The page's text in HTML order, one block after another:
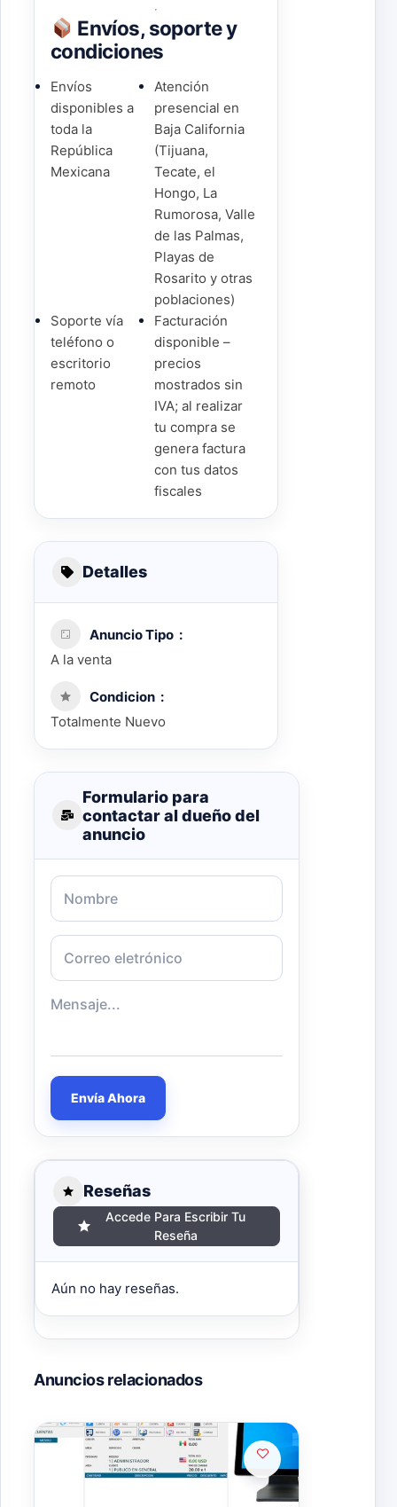
Envíos, soporte y
condiciones
Envíos
disponibles a
toda la
República
Mexicana
Atención
presencial en
Baja California
(Tijuana,
Tecate, el
Hongo, La
Rumorosa, Valle
de las Palmas,
Playas de
Rosarito y otras
poblaciones)
Soporte vía
teléfono o
escritorio
remoto
Facturación
disponible –
precios
mostrados sin
IVA; al realizar
tu compra se
genera factura
con tus datos
fiscales
Detalles
Anuncio Tipo
A la venta
Condicion
Totalmente Nuevo
Formulario para
contactar al dueño del
anuncio
Envía Ahora
Reseñas
Accede Para Escribir Tu
Reseña
Aún no hay reseñas.
Anuncios relacionados